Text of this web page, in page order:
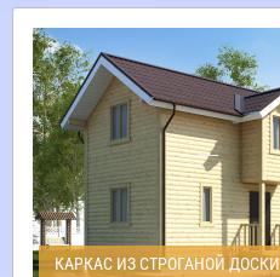
КАРКАС ИЗ СТРОГАНОЙ ДОСКИ